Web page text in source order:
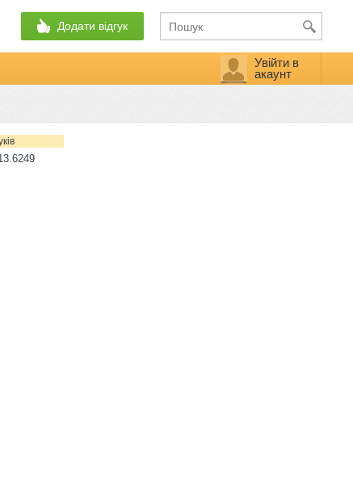
Додати відгук
Увійти в
акаунт